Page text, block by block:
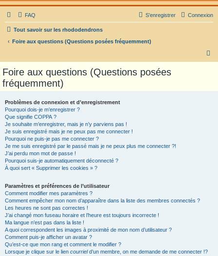
FAQ Connexion
S’enregistrer
Tout savoir sur les rhododendrons
Foire aux questions (Questions posées fréquemment)
Foire aux questions (Questions posées
fréquemment)
Problèmes de connexion et d’enregistrement
Pourquoi dois-je m’enregistrer ?
Que signifie COPPA ?
Je souhaite m’enregistrer, mais je n’y parviens pas !
Je suis enregistré mais je ne peux pas me connecter !
Pourquoi ne puis-je pas me connecter ?
Je me suis enregistré par le passé mais je ne peux plus me connecter ?!
J’ai perdu mon mot de passe !
Pourquoi suis-je automatiquement déconnecté ?
À quoi sert « Supprimer les cookies » ?
Paramètres et préférences de l’utilisateur
Comment modifier mes paramètres ?
Comment empêcher mon nom d’apparaître dans la liste des membres connectés ?
Les heures ne sont pas correctes !
J’ai changé mon fuseau horaire et l’heure est toujours incorrecte !
Ma langue n’est pas dans la liste !
A quoi correspondent les images à proximité de mon nom d’utilisateur ?
Comment puis-je afficher un avatar ?
Qu’est-ce que mon rang et comment le modifier ?
Lorsque je clique sur le lien courrield’un membre, on me demande de me connecter !?